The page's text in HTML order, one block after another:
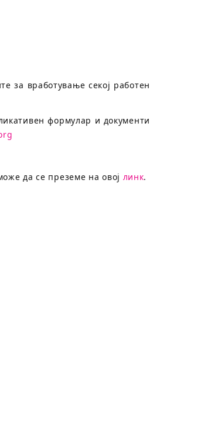
за вработување секој работен
формулар и документи
да се преземе на овој линк.